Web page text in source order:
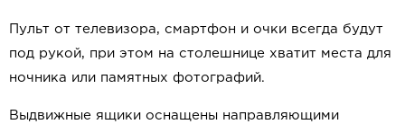
Пульт от телевизора, смартфон и очки всегда будут
под рукой, при этом на столешнице хватит места для
ночника или памятных фотографий.
Выдвижные ящики оснащены направляющими